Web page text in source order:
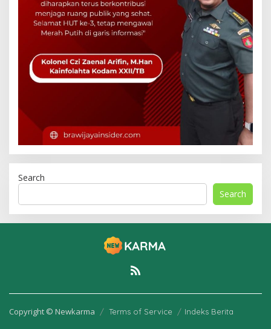
Search
Search
Copyright © Newkarma Terms of Service Indeks Berita